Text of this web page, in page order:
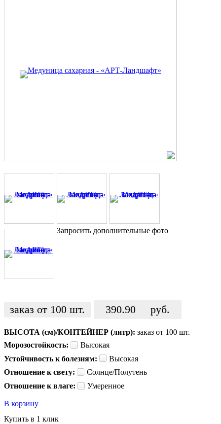
Запросить дополнительные фото
заказ от 100 шт. 390.90 руб.
ВЫСОТА (см)/КОНТЕЙНЕР (литр): заказ от 100 шт.
Морозостойкость:
Высокая
Устойчивость к болезням:
Высокая
Отношение к свету:
Солнце/Полутень
Отношение к влаге:
Умеренное
В корзину
Купить в 1 клик